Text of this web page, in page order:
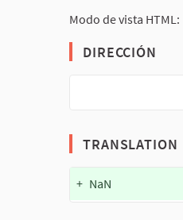
Modo de vista HTML:
DIRECCIÓN
+ NaN